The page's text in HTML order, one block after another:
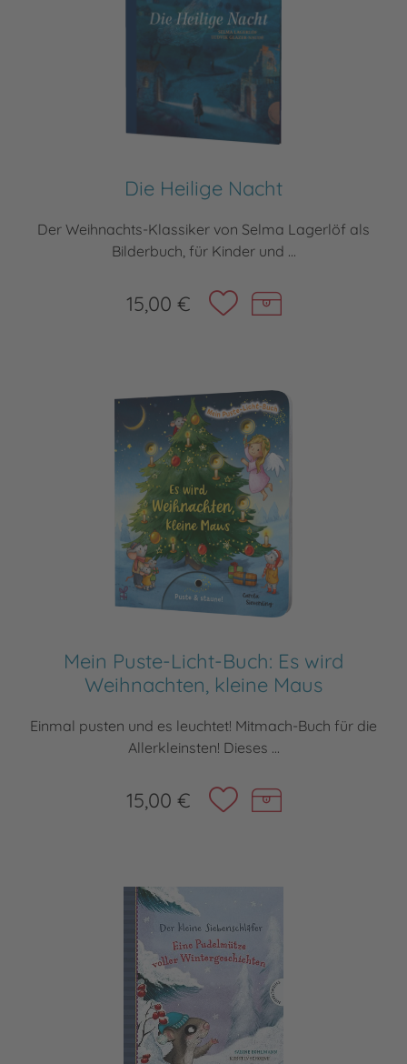
Die Heilige Nacht
Der Weihnachts-Klassiker von Selma Lagerlöf als
Bilderbuch, für Kinder und ...
15,00 €
Mein Puste-Licht-Buch: Es wird
Weihnachten, kleine Maus
Einmal pusten und es leuchtet! Mitmach-Buch für die
Allerkleinsten! Dieses ...
15,00 €